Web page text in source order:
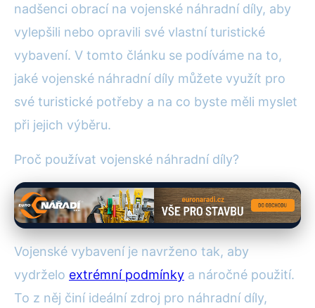
nadšenci obrací na vojenské náhradní díly, aby
vylepšili nebo opravili své vlastní turistické
vybavení. V tomto článku se podíváme na to,
jaké vojenské náhradní díly můžete využít pro
své turistické potřeby a na co byste měli myslet
při jejich výběru.
Proč používat vojenské náhradní díly?
Vojenské vybavení je navrženo tak, aby
vydrželo extrémní podmínky a náročné použití.
To z něj činí ideální zdroj pro náhradní díly,